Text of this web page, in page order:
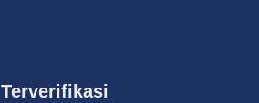
Terverifikasi